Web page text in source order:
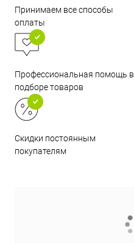
Принимаем все способы
оплаты
Профессиональная помощь в
подборе товаров
Скидки постоянным
покупателям